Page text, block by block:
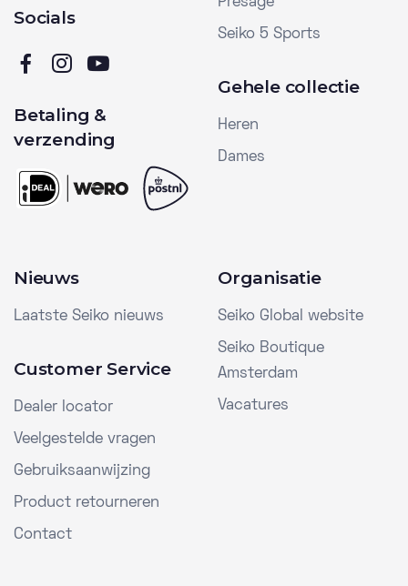
Socials
Betaling &
verzending
Seiko 5 Sports
Gehele collectie
Heren
Dames
Nieuws
Laatste Seiko nieuws
Customer Service
Dealer locator
Veelgestelde vragen
Gebruiksaanwijzing
Product retourneren
Contact
Organisatie
Seiko Global website
Seiko Boutique
Amsterdam
Vacatures